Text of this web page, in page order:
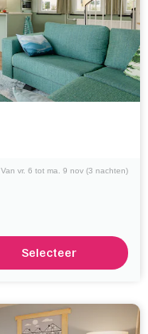
Van vr. 6 tot ma. 9 nov (3 nachten)
Selecteer